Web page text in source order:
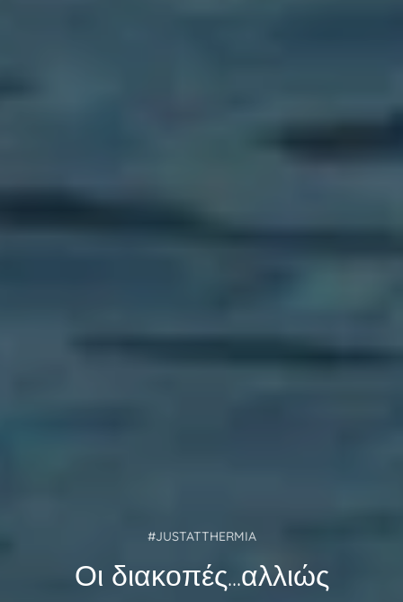
#JUSTATTHERMIA
Καλωσορίσατε στην Κύθνο
#JUSTATTHERMIA
Οι διακοπές...αλλιώς